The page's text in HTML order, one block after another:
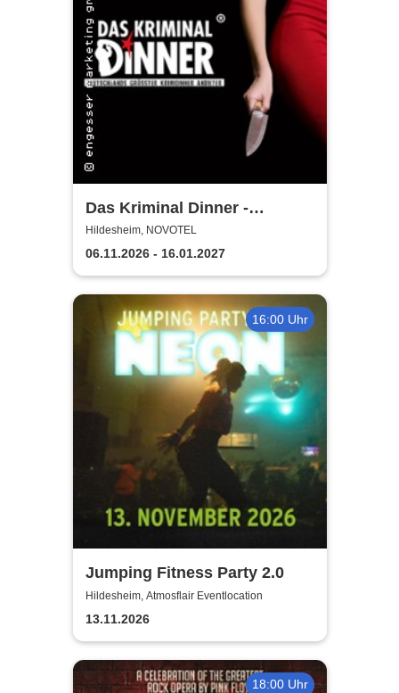
Das Kriminal Dinner -
Testament à la Carte
Hildesheim, NOVOTEL
06.11.2026 - 16.01.2027
16:00 Uhr
Jumping Fitness Party 2.0
Hildesheim, Atmosflair Eventlocation
13.11.2026
18:00 Uhr